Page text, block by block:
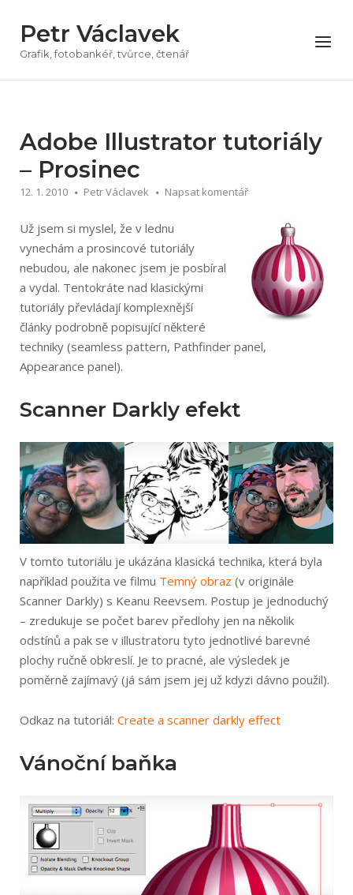
obsah
Petr Václavek
Grafik, fotobankéř, tvůrce, čtenář
Menu
Adobe Illustrator tutoriály
– Prosinec
12. 1. 2010 Petr Václavek Napsat komentář
Už jsem si myslel, že v lednu
vynechám a prosincové tutoriály
nebudou, ale nakonec jsem je posbíral
a vydal. Tentokráte nad klasickými
tutoriály převládají komplexnější
články podrobně popisující některé
techniky (seamless pattern, Pathfinder panel,
Appearance panel).
Scanner Darkly efekt
V tomto tutoriálu je ukázána klasická technika, která byla
například použita ve filmu Temný obraz (v originále
Scanner Darkly) s Keanu Reevsem. Postup je jednoduchý
– zredukuje se počet barev předlohy jen na několik
odstínů a pak se v illustratoru tyto jednotlivé barevné
plochy ručně obkreslí. Je to pracné, ale výsledek je
poměrně zajímavý (já sám jsem jej už kdyzi dávno použil).
Odkaz na tutoriál: Create a scanner darkly effect
Vánoční baňka